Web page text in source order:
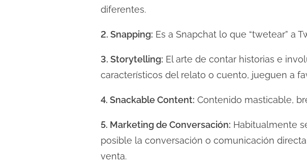
t
r
a
e
a
e
n
diferentes.
2. Snapping: Es a Snapchat lo que “twetear” a
3. Storytelling: El arte de contar historias e
característicos del relato o cuento, jueguen a
4. Snackable Content: Contenido masticable,
5. Marketing de Conversación: Habitualmente
posible la conversación o comunicación
venta.